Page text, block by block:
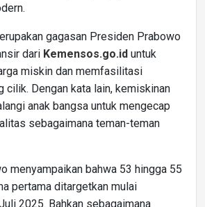
gagasan Presiden Prabowo
dari Kemensos.go.id untuk
miskin dan memfasilitasi
cilik. Dengan kata lain, kemiskinan
anak bangsa untuk mengecap
sebagaimana teman-teman
menyampaikan bahwa 53 hingga 55
pertama ditargetkan mulai
2025. Bahkan sebagaimana